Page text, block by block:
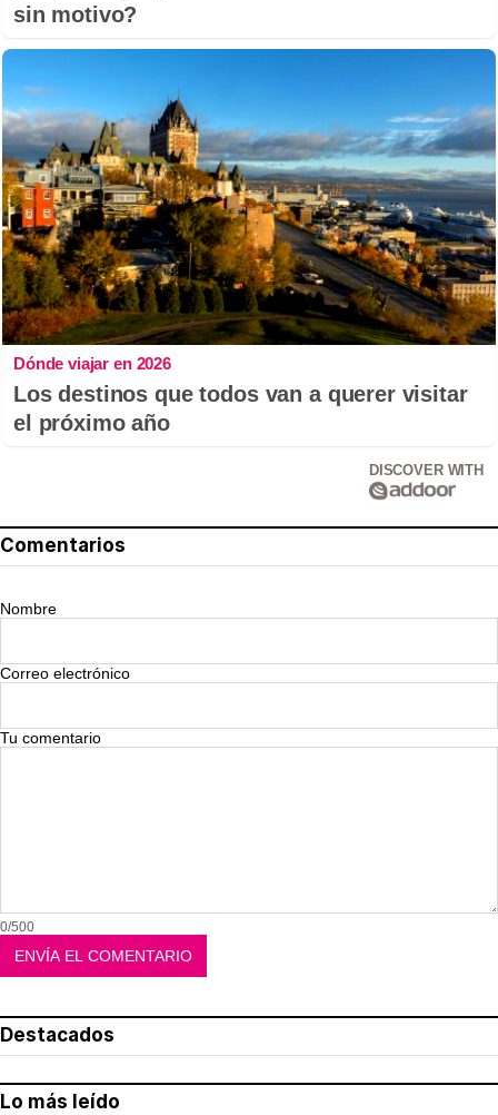
sin motivo?
Dónde viajar en 2026
Los destinos que todos van a querer visitar
el próximo año
DISCOVER WITH
Comentarios
Nombre
Correo electrónico
Tu comentario
0/500
Destacados
Lo más leído